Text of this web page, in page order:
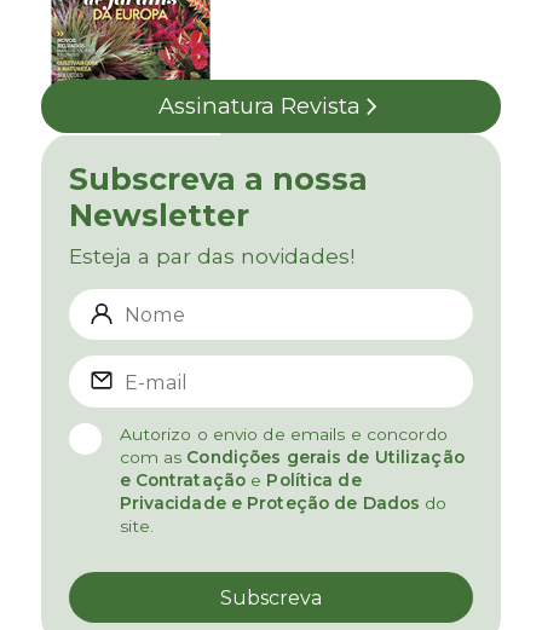
Assinatura Revista
Subscreva a nossa
Newsletter
Esteja a par das novidades!
Autorizo o envio de emails e concordo
com as Condições gerais de Utilização
e Contratação e Política de
Privacidade e Proteção de Dados do
site.